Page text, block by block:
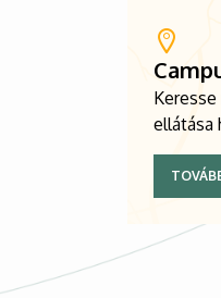
ellátása